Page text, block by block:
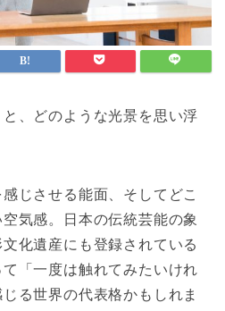
と、どのような光景を思い浮
じさせる能面、そしてどこ
気感。日本の伝統芸能の象
化遺産にも登録されている
「一度は触れてみたいけれ
る世界の代表格かもしれま